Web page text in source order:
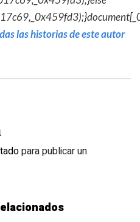
las historias de este autor
para publicar un